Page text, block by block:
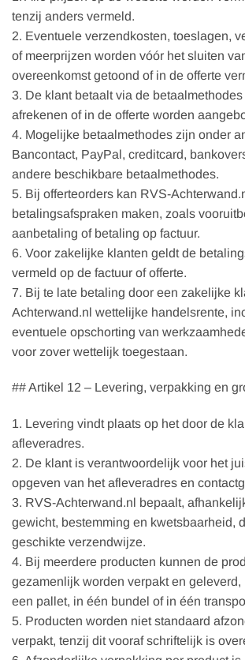
tenzij anders vermeld.
2. Eventuele verzendkosten, toeslagen,
of meerprijzen worden vóór het sluiten
overeenkomst getoond of in de offerte
3. De klant betaalt via de
afrekenen of in de offerte worden
4. Mogelijke betaalmethodes zijn onder
Bancontact, PayPal, creditcard,
andere beschikbare betaalmethodes.
5. Bij offerteorders kan RVS-
betalingsafspraken maken, zoals
aanbetaling of betaling op factuur.
6. Voor zakelijke klanten geldt de
vermeld op de factuur of offerte.
7. Bij te late betaling door een zakelijke
Achterwand.nl wettelijke handelsrente,
eventuele opschorting van
voor zover wettelijk toegestaan.
## Artikel 12 – Levering, verpakking en
1. Levering vindt plaats op het door de
afleveradres.
2. De klant is verantwoordelijk voor het
opgeven van het afleveradres en
3. RVS-Achterwand.nl bepaalt,
gewicht, bestemming en kwetsbaarheid,
geschikte verzendwijze.
4. Bij meerdere producten kunnen de
gezamenlijk worden verpakt en
een pallet, in één bundel of in één
5. Producten worden niet standaard
verpakt, tenzij dit vooraf schriftelijk is